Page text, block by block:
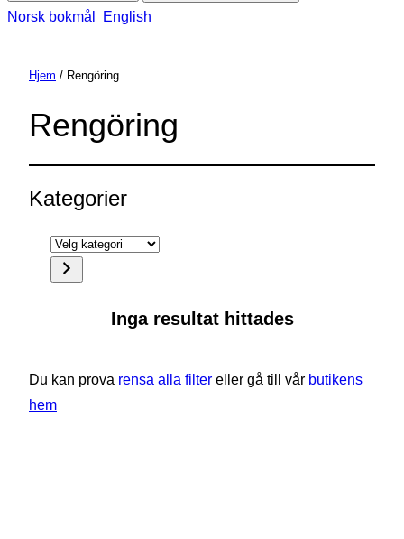
Norsk bokmål
English
Hjem / Rengöring
Rengöring
Kategorier
Velg
kategori
Inga resultat hittades
Du kan prova rensa alla filter eller gå till vår butikens
hem